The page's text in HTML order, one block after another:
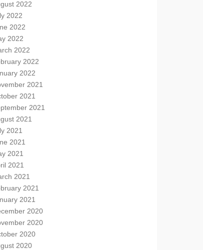
2022
2022
2022
2022
2022
2022
2022
2021
2021
2021
2021
2021
2021
2021
2021
2021
2021
2021
2020
2020
2020
2020